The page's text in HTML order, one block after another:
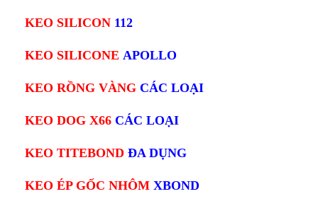
KEO SILICON 112
KEO SILICONE APOLLO
KEO RỒNG VÀNG CÁC LOẠI
KEO DOG X66 CÁC LOẠI
KEO TITEBOND ĐA DỤNG
KEO ÉP GỐC NHÔM XBOND